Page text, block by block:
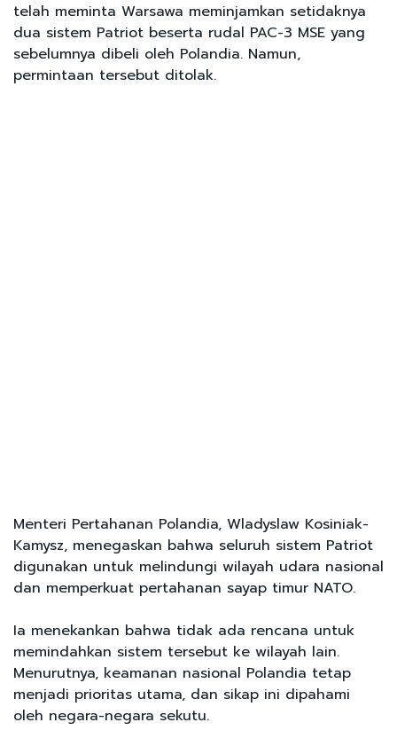
telah meminta Warsawa meminjamkan setidaknya
dua sistem Patriot beserta rudal PAC-3 MSE yang
sebelumnya dibeli oleh Polandia. Namun,
permintaan tersebut ditolak.
Menteri Pertahanan Polandia, Wladyslaw Kosiniak-
Kamysz, menegaskan bahwa seluruh sistem Patriot
digunakan untuk melindungi wilayah udara nasional
dan memperkuat pertahanan sayap timur NATO.
Ia menekankan bahwa tidak ada rencana untuk
memindahkan sistem tersebut ke wilayah lain.
Menurutnya, keamanan nasional Polandia tetap
menjadi prioritas utama, dan sikap ini dipahami
oleh negara-negara sekutu.